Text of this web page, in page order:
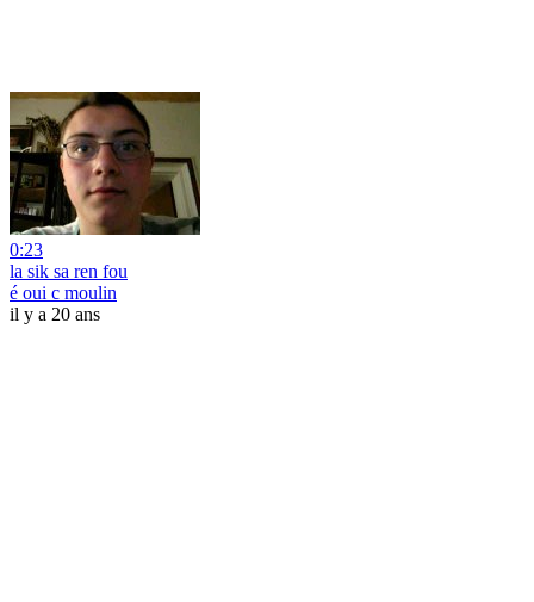
0:23
la sik sa ren fou
é oui c moulin
il y a 20 ans